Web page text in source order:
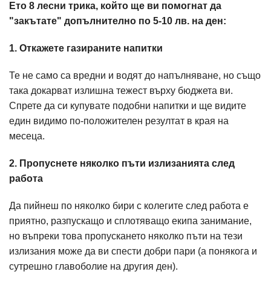
Ето 8 лесни трика, който ще ви помогнат да
"закътате" допълнително по 5-10 лв. на ден:
1. Откажете газираните напитки
Те не само са вредни и водят до напълняване, но също
така докарват излишна тежест върху бюджета ви.
Спрете да си купувате подобни напитки и ще видите
един видимо по-положителен резултат в края на
месеца.
2. Пропуснете няколко пъти излизанията след
работа
Да пийнеш по няколко бири с колегите след работа е
приятно, разпускащо и сплотяващо екипа занимание,
но въпреки това пропускането няколко пъти на тези
излизания може да ви спести добри пари (а понякога и
сутрешно главоболие на другия ден).